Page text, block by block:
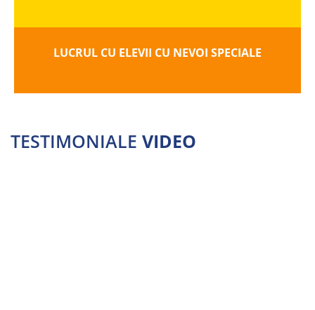
LUCRUL CU ELEVII CU NEVOI SPECIALE
TESTIMONIALE VIDEO